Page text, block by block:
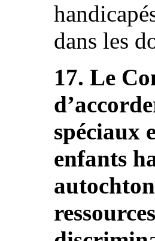
dans les
17. Le
spéciaux
enfants